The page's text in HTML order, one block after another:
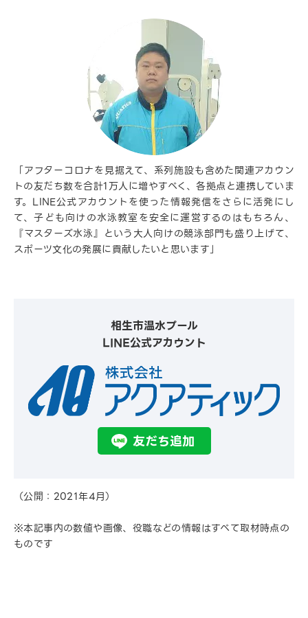
「アフターコロナを見据えて、系列施設も含めた関連アカウン
トの友だち数を合計1万人に増やすべく、各拠点と連携していま
す。LINE公式アカウントを使った情報発信をさらに活発にし
て、子ども向けの水泳教室を安全に運営するのはもちろん、
『マスターズ水泳』という大人向けの競泳部門も盛り上げて、
スポーツ文化の発展に貢献したいと思います」
相生市温水プール
LINE公式アカウント
友だち追加
（公開：2021年4月）
※本記事内の数値や画像、役職などの情報はすべて取材時点の
ものです